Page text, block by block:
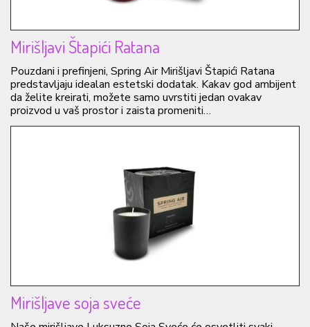
Mirišljavi Štapići Ratana
Pouzdani i prefinjeni, Spring Air Mirišljavi Štapići Ratana
predstavljaju idealan estetski dodatak. Kakav god ambijent
da želite kreirati, možete samo uvrstiti jedan ovakav
proizvod u vaš prostor i zaista promeniti…
Mirišljave soja sveće